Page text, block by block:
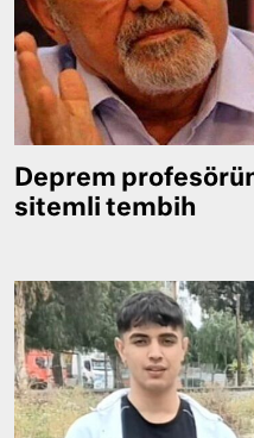
Deprem
sitemli tembih